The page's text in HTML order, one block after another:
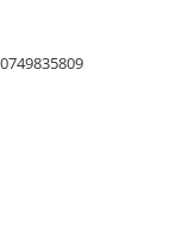
0749835809